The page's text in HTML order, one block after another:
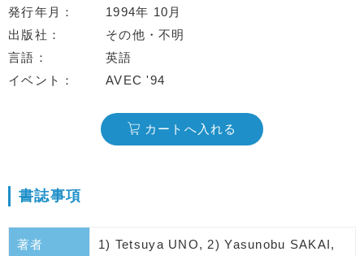
発行年月
1994年 10月
出版社
その他・不明
言語
英語
イベント
AVEC '94
カートへ入れる
書誌事項
著者
1) Tetsuya UNO, 2) Yasunobu SAKAI,